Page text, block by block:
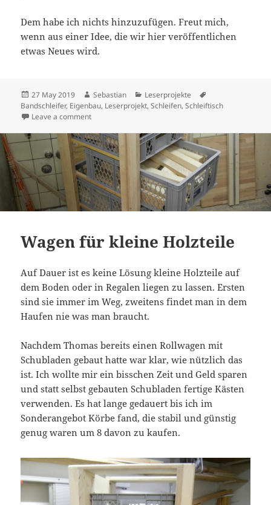
Dem habe ich nichts hinzuzufügen. Freut mich,
wenn aus einer Idee, die wir hier veröffentlichen
etwas Neues wird.
Posted
on
27 May 2019 Author
Sebastian Categories
Leserprojekte
Bandschleifer, Eigenbau, Leserprojekt,Schleifen,Schleiftisch
Leave a commenton Phillips Bandschleiferstation
Wagen für kleine Holzteile
Auf Dauer ist es keine Lösung kleine Holzteile auf
dem Boden oder in Regalen liegen zu lassen. Ersten
sind sie immer im Weg, zweitens findet man in dem
Haufen nie was man braucht.
Nachdem Thomas bereits einen Rollwagen mit
Schubladen gebaut hatte war klar, wie nützlich das
ist. Ich wollte mir ein bisschen Zeit und Geld sparen
und statt selbst gebauten Schubladen fertige Kästen
verwenden. Es hat lange gedauert bis ich im
Sonderangebot Körbe fand, die stabil und günstig
genug waren um 8 davon zu kaufen.